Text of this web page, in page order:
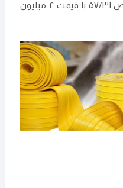
واتراستاپ بنتونیتی با وزن مخصوص ۵۷/۳۱ با قیمت ۲ میلیون